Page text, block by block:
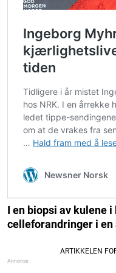
I en biopsi av kulene
celleforandringer i en